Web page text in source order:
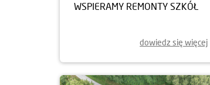
WSPIERAMY REMONTY SZKÓŁ
dowiedz się więcej